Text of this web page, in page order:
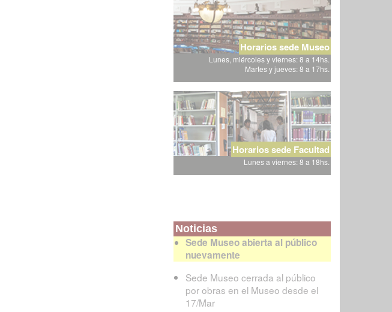
Horarios sede Museo
Lunes, miércoles y viernes: 8 a 14hs.
Martes y jueves: 8 a 17hs.
Horarios sede Facultad
Lunes a viernes: 8 a 18hs.
Noticias
Sede Museo abierta al público
nuevamente
Sede Museo cerrada al público
por obras en el Museo desde el
17/Mar